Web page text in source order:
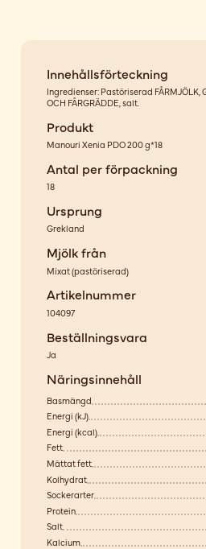
Innehållsförteckning
Ingredienser: Pastöriserad FÅRMJÖLK,
OCH FÅRGRÄDDE, salt.
Produkt
Manouri Xenia PDO 200 g*18
Antal per förpackning
18
Ursprung
Grekland
Mjölk från
Mixat(pastöriserad)
Artikelnummer
104097
Beställningsvara
Ja
Näringsinnehåll
Basmängd
Energi (kJ)
Energi (kcal)
Fett
Mättat fett
Kolhydrat
Sockerarter
Protein
Salt
Kalcium